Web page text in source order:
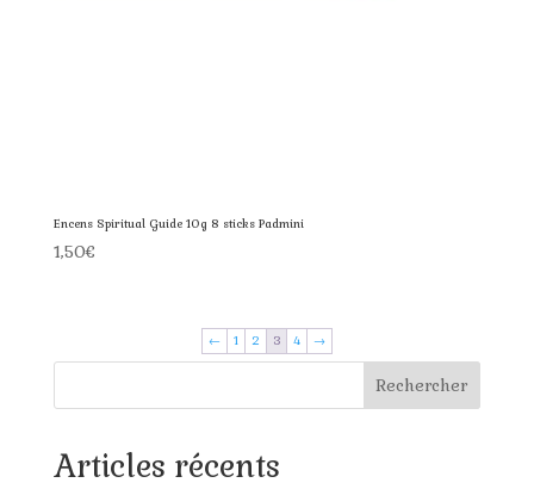
Encens Spiritual Guide 10g 8 sticks Padmini
1,50€
← 1 2 3 4 →
Rechercher
Articles récents